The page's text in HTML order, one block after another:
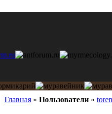
Главная » Пользователи »